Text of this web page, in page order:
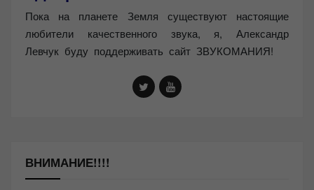
Пока на планете Земля существуют настоящие
любители качественного звука, я, Александр
Левчук буду поддерживать сайт ЗВУКОМАНИЯ!
ВНИМАНИЕ!!!!